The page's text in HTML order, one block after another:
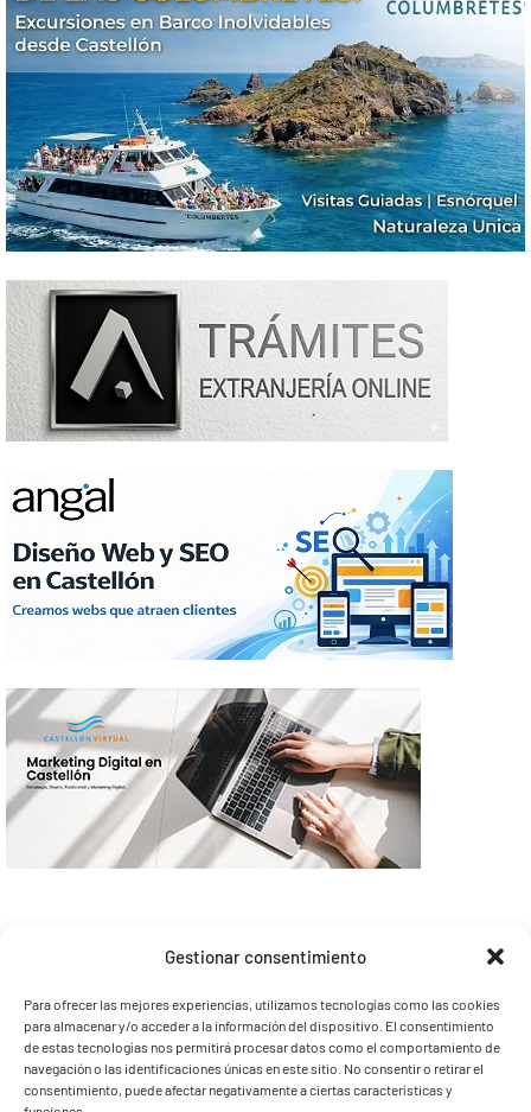
Gestionar consentimiento
Para ofrecer las mejores experiencias, utilizamos tecnologías como las cookies
para almacenar y/o acceder a la información del dispositivo. El consentimiento
de estas tecnologías nos permitirá procesar datos como el comportamiento de
navegación o las identificaciones únicas en este sitio. No consentir o retirar el
consentimiento, puede afectar negativamente a ciertas características y